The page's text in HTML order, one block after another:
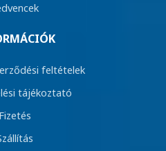
feltételek
tájékoztató
Fizetés